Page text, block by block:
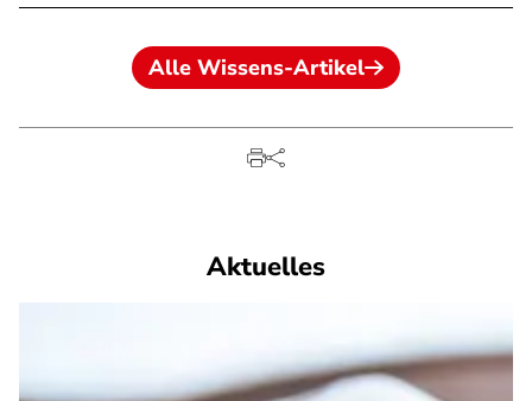
Alle Wissens-Artikel
Aktuelles